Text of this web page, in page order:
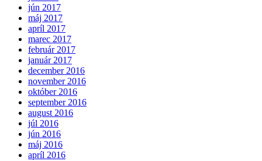
jún 2017
máj 2017
apríl 2017
marec 2017
február 2017
január 2017
december 2016
november 2016
október 2016
september 2016
august 2016
júl 2016
jún 2016
máj 2016
apríl 2016